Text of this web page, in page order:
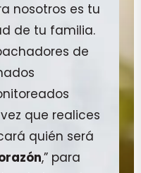
nosotros es tu
de tu familia.
de
que realices
quién será
,” para